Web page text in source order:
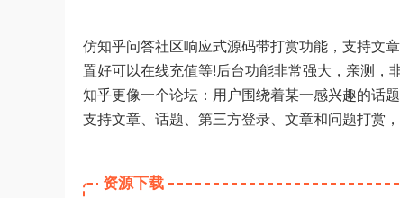
仿知乎问答社区响应式源码带打赏功能，支持文
置好可以在线充值等!后台功能非常强大，亲测，
知乎更像一个论坛：用户围绕着某一感兴趣的话
支持文章、话题、第三方登录、文章和问题打赏
资源下载